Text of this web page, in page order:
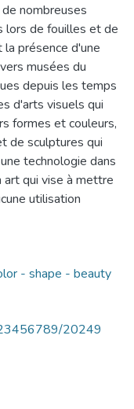
nombreuses
de fouilles et de
présence d'une
musées du
depuis les temps
d'arts visuels qui
formes et couleurs,
de sculptures qui
technologie dans
qui vise à mettre
utilisation
- shape - beauty
20249